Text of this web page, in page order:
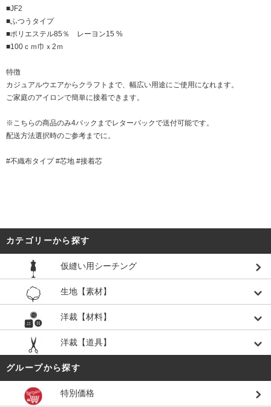
■JF2
■ふつうタイプ
■ポリエステル85％ レーヨン15 %
■100ｃｍ巾ｘ2ｍ
特徴
カジュアルウエアからクラフトまで、幅広い用途にご使用になれます。
ご家庭のアイロンで簡単に接着できます。
※こちらの商品のみ4パックまでレターパックで送付可能です。
配送方法選択時のご参考までに。
#不織布タイプ #芯地 #接着芯
カテゴリーから探す
仮縫い用シーチング
生地【素材】
洋裁【材料】
洋裁【道具】
グループから探す
特別価格